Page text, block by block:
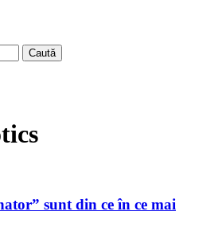
sunt din ce în ce mai